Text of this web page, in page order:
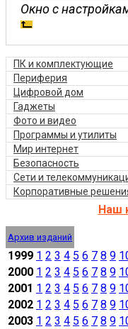
Окно с
ПК и комплектующие
Периферия
Цифровой дом
Гаджеты
Фото и видео
Программы и утилиты
Мир интернет
Безопасность
Сети и
Корпоративные
Наш
Архив изданий
1999 1 2 3 4 5 6 7 8 9
2000 1 2 3 4 5 6 7 8 9
2001 1 2 3 4 5 6 7 8 9
2002 1 2 3 4 5 6 7 8 9
2003 1 2 3 4 5 6 7 8 9